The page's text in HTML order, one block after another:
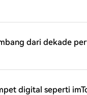
dari dekade
digital seperti